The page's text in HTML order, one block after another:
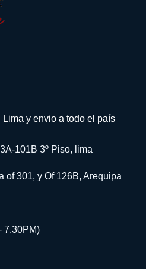
y envio a todo el país
101B 3º Piso, lima
of 301, y Of 126B, Arequipa
7.30PM)